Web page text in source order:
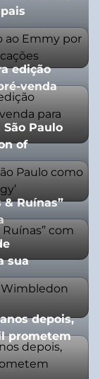
edição
venda
Paulo
of
& Ruínas”
sua
depois,
prometem